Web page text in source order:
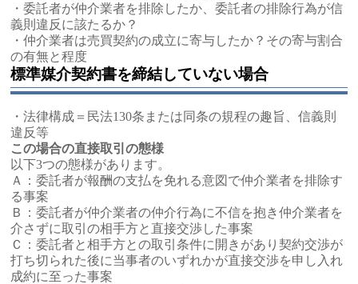
・委託者が仲介業者を排除したか、委託者の排除行為が信
義則違反に該たるか？
・仲介業者は売買契約の成立に寄与したか？その寄与割合
の有無と程度
標準媒介契約書を締結していない場合
・法律構成＝民法130条または同条の規程の趣旨、信義則
違反等
この場合の直接取引の態様
以下3つの態様があります。
Ａ：委託者が報酬の支払を免れる意図で仲介業者を排除す
る事案
Ｂ：委託者が仲介業者の仲介行為に不信を抱き仲介業者を
介さずに取引の相手方と直接交渉した事案
Ｃ：委託者と相手方との取引条件に開きがあり契約交渉が
打ち切られた後に当事者のいずれかが直接交渉を申し入れ
成約に至った事案